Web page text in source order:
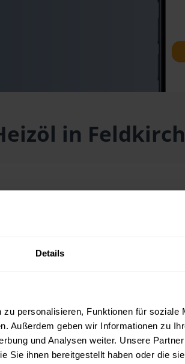
Details
personalisieren, Funktionen für soziale
Außerdem geben wir Informationen zu
und Analysen weiter. Unsere
Sie ihnen bereitgestellt haben oder die
in
inklusive Lieferung
unseren